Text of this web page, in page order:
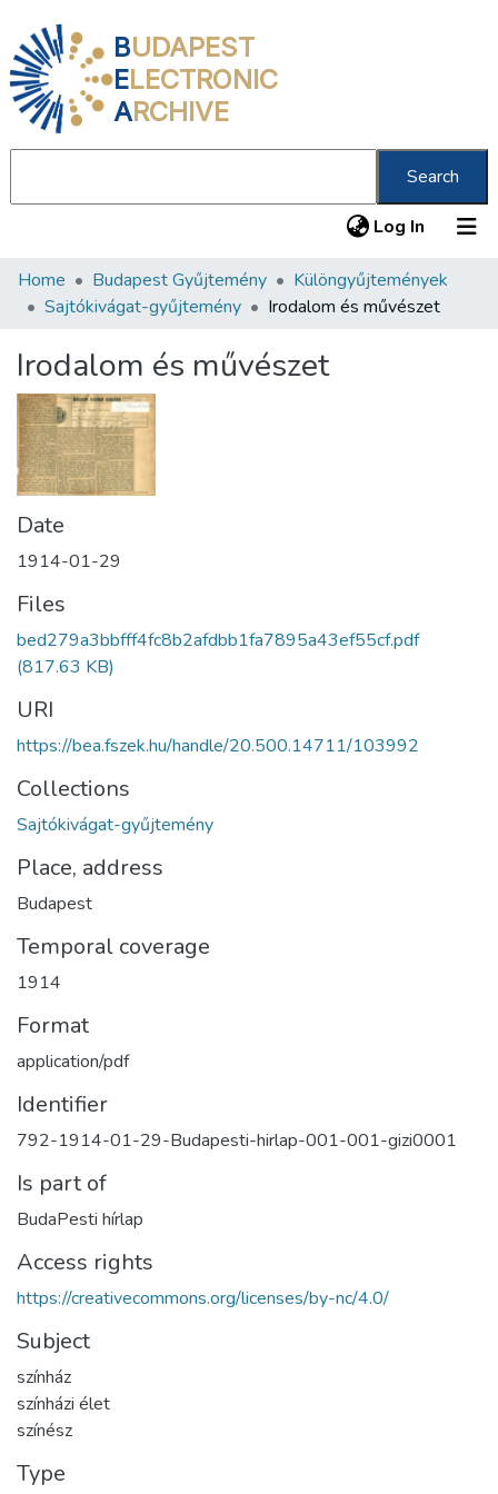
BUDAPEST
ELECTRONIC
ARCHIVE
Search
Log In (current)
Communities & Collections
Statistics
About us
Home Budapest Gyűjtemény
Különgyűjtemények
Sajtókivágat-gyűjtemény
Irodalom és művészet
Irodalom és művészet
Date
1914-01-29
Files
bed279a3bbfff4fc8b2afdbb1fa7895a43ef55cf.pdf
(817.63 KB)
URI
https://bea.fszek.hu/handle/20.500.14711/103992
Collections
Sajtókivágat-gyűjtemény
Place, address
Budapest
Temporal coverage
1914
Format
application/pdf
Identifier
792-1914-01-29-Budapesti-hirlap-001-001-gizi0001
Is part of
BudaPesti hírlap
Access rights
https://creativecommons.org/licenses/by-nc/4.0/
Subject
színház
színházi élet
színész
Type